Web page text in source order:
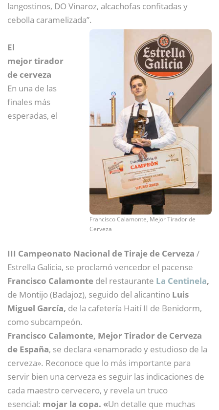
langostinos, DO Vinaroz, alcachofas confitadas y
cebolla caramelizada”.
Francisco Calamonte, Mejor Tirador de
Cerveza
El
mejor tirador
de cerveza
En una de las
finales más
esperadas, el
III Campeonato Nacional de Tiraje de Cerveza /
Estrella Galicia, se proclamó vencedor el pacense
Francisco Calamonte del restaurante La Centinela,
de Montijo (Badajoz), seguido del alicantino Luis
Miguel García, de la cafetería Haití II de Benidorm,
como subcampeón.
Francisco Calamonte, Mejor Tirador de Cerveza
de España, se declara «enamorado y estudioso de la
cerveza». Reconoce que lo más importante para
servir bien una cerveza es seguir las indicaciones de
cada maestro cervecero, y revela un truco
esencial: mojar la copa. «Un detalle que muchas